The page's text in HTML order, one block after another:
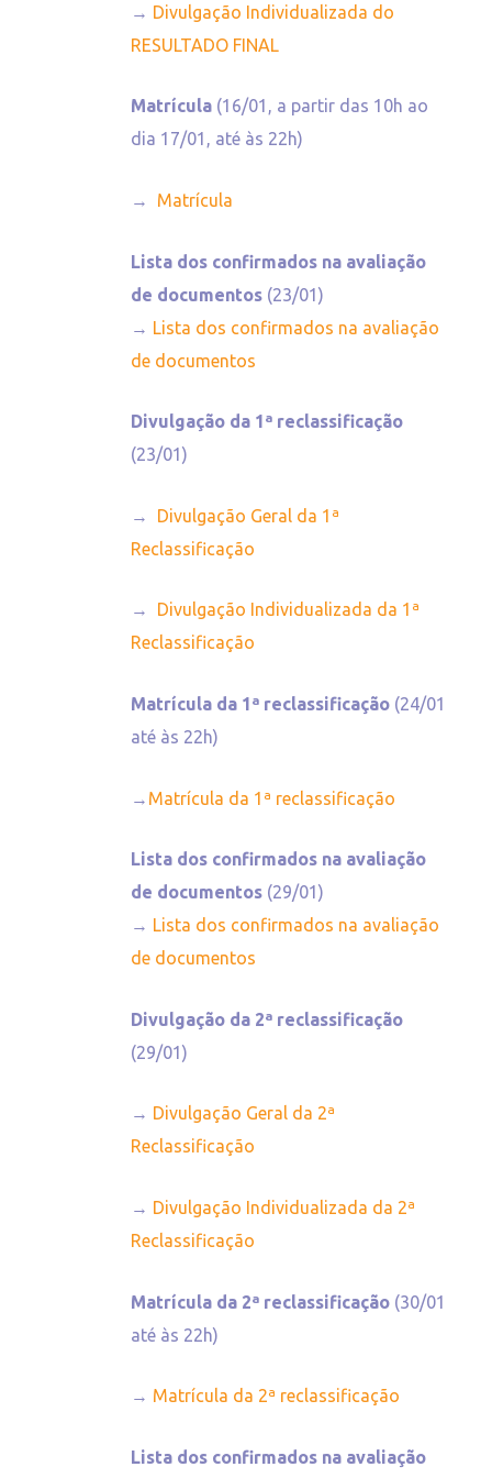
→ Divulgação Individualizada do
RESULTADO FINAL
Matrícula (16/01, a partir das 10h ao
dia 17/01, até às 22h)
→ Matrícula
Lista dos confirmados na avaliação
de documentos (23/01)
→ Lista dos confirmados na avaliação
de documentos
Divulgação da 1ª reclassificação
(23/01)
→ Divulgação Geral da 1ª
Reclassificação
→ Divulgação Individualizada da 1ª
Reclassificação
Matrícula da 1ª reclassificação (24/01
até às 22h)
→ Matrícula da 1ª reclassificação
Lista dos confirmados na avaliação
de documentos (29/01)
→ Lista dos confirmados na avaliação
de documentos
Divulgação da 2ª reclassificação
(29/01)
→ Divulgação Geral da 2ª
Reclassificação
→ Divulgação Individualizada da 2ª
Reclassificação
Matrícula da 2ª reclassificação (30/01
até às 22h)
→ Matrícula da 2ª reclassificação
Lista dos confirmados na avaliação